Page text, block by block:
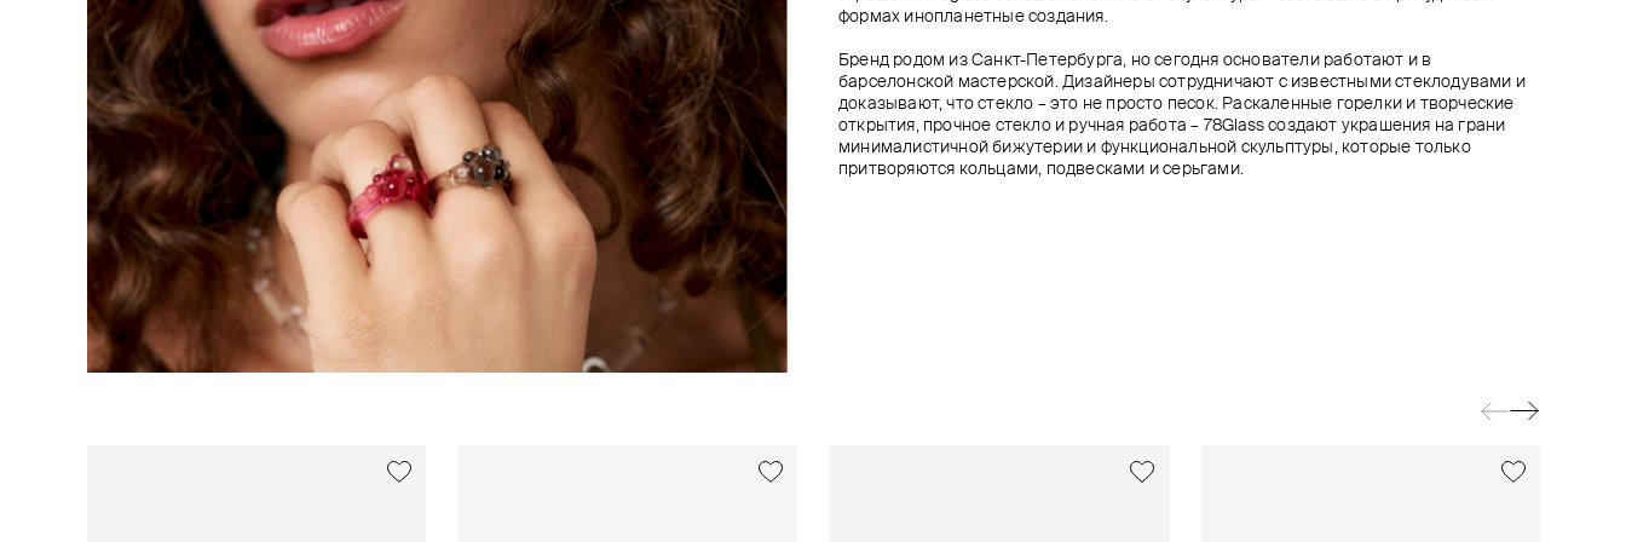
формах инопланетные создания.
Бренд родом из Санкт-Петербурга, но сегодня основатели работают и в
барселонской мастерской. Дизайнеры сотрудничают с известными стеклодувами и
доказывают, что стекло – это не просто песок. Раскаленные горелки и творческие
открытия, прочное стекло и ручная работа – 78Glass создают украшения на грани
минималистичной бижутерии и функциональной скульптуры, которые только
притворяются кольцами, подвесками и серьгами.